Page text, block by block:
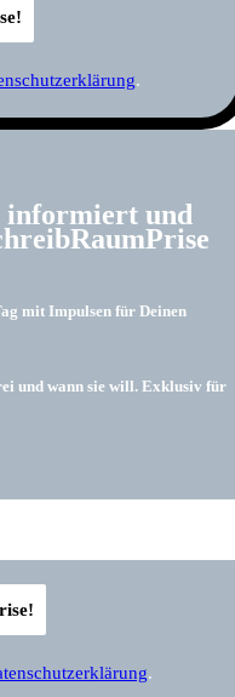
.
informiert und
mit Impulsen für Deinen
und wann sie will. Exklusiv für
.